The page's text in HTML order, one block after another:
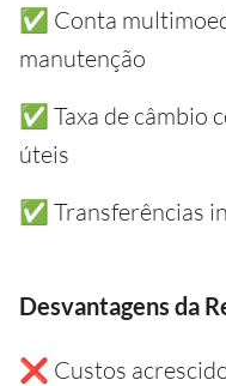
✅ Conta
manutenção
✅ Taxa de câmbio
úteis
✅ Transferências
Desvantagens da
❌ Custos